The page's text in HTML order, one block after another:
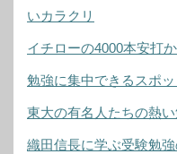
いカラクリ
イチローの4000本安打
勉強に集中できるスポッ
東大の有名人たちの熱
織田信長に学ぶ受験勉